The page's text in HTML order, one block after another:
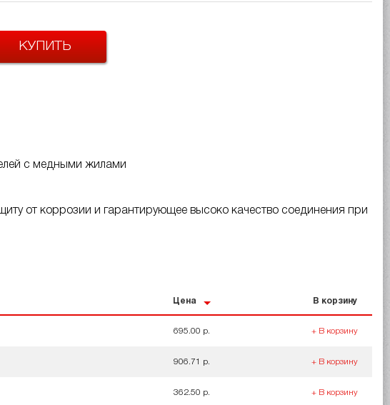
КУПИТЬ
с медными жилами
от коррозии и гарантирующее высоко качество соединения при
Цена В корзину
695.00 р. + В корзину
906.71 р. + В корзину
362.50 р. + В корзину